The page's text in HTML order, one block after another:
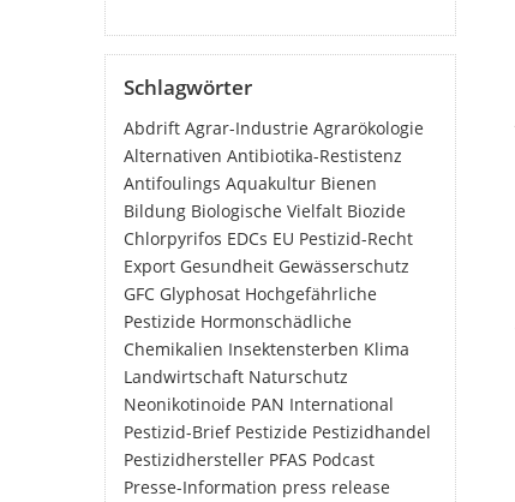
Schlagwörter
Abdrift Agrar-Industrie Agrarökologie
Alternativen Antibiotika-Restistenz
Antifoulings Aquakultur Bienen
Bildung Biologische Vielfalt Biozide
Chlorpyrifos EDCs EU Pestizid-Recht
Export Gesundheit Gewässerschutz
GFC Glyphosat Hochgefährliche
Pestizide Hormonschädliche
Chemikalien Insektensterben Klima
Landwirtschaft Naturschutz
Neonikotinoide PAN International
Pestizid-Brief Pestizide Pestizidhandel
Pestizidhersteller PFAS Podcast
Presse-Information press release